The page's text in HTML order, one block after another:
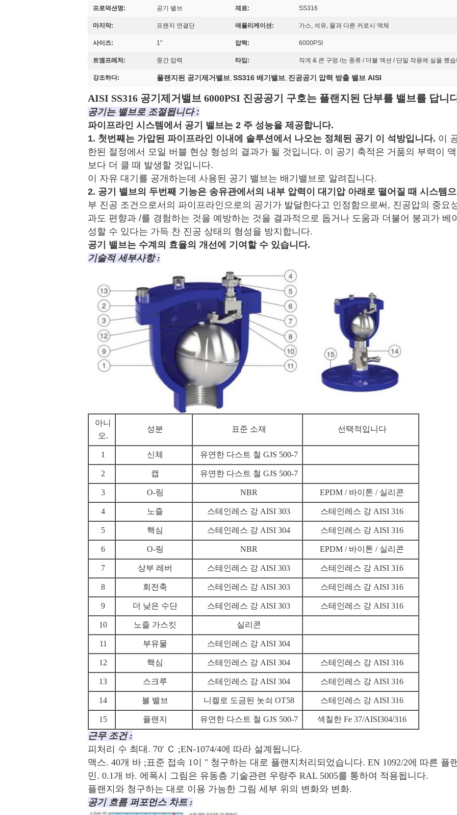
프로덕션명: 공기 밸브 재료: SS316
마지막: 프랜지 연결단 애플리케이션: 가스, 석유, 물과 다른 커로시 액체
사이즈: 1" 압력: 6000PSI
트엠프레처: 중간 압력 타입: 작게 & 큰 구멍 /는 종류 / 더블 액션 / 단일 작용에 실을 뀄
강조하다: 플랜지된 공기제거밸브, SS316 배기밸브, 진공공기 압력 방출 밸브 AISI
AISI SS316 공기제거밸브 6000PSI 진공공기 구호는 플랜지된 단부를 밸브를 답니
공기는 밸브로 조절됩니다 :
파이프라인 시스템에서 공기 밸브는 2 주 성능을 제공합니다.
1. 첫번째는 가압된 파이프라인 이내에 솔루션에서 나오는 정체된 공기 이 석방입니다. 이
한된 절정에서 모일 버블 현상 형성의 결과가 될 것입니다. 이 공기 축적은 거품의 부력이
보다 더 클 때 발생할 것입니다.
이 자유 대기를 공개하는데 사용된 공기 밸브는 배기밸브로 알려집니다.
2. 공기 밸브의 두번째 기능은 송유관에서의 내부 압력이 대기압 아래로 떨어질 때 시스템
부 진공 조건으로서의 파이프라인으로의 공기가 발달한다고 인정함으로써, 진공압의 중요
과도 편향과 /를 경험하는 것을 예방하는 것을 결과적으로 돕거나 도움과 더불어 붕괴가 베
성할 수 있다는 가득 찬 진공 상태의 형성을 방지합니다.
공기 밸브는 수계의 효율의 개선에 기여할 수 있습니다.
기술적 세부사항 :
아니
오.
성분 표준 소재 선택적입니다
1 신체 유연한 다스트 철 GJS 500-7
2 캡 유연한 다스트 철 GJS 500-7
3 O-링 NBR EPDM / 바이톤 / 실리콘
4 노즐 스테인레스 강 AISI 303 스테인레스 강 AISI 316
5 핵심 스테인레스 강 AISI 304 스테인레스 강 AISI 316
6 O-링 NBR EPDM / 바이톤 / 실리콘
7 상부 레버 스테인레스 강 AISI 303 스테인레스 강 AISI 316
8 회전축 스테인레스 강 AISI 303 스테인레스 강 AISI 316
9 더 낮은 수단 스테인레스 강 AISI 303 스테인레스 강 AISI 316
10 노즐 가스킷 실리콘
11 부유물 스테인레스 강 AISI 304
12 핵심 스테인레스 강 AISI 304 스테인레스 강 AISI 316
13 스크루 스테인레스 강 AISI 304 스테인레스 강 AISI 316
14 볼 밸브 니켈로 도금된 놋쇠 OT58 스테인레스 강 AISI 316
15 플랜지 유연한 다스트 철 GJS 500-7 색칠한 Fe 37/AISI304/316
근무 조건 :
피처리 수 최대. 70' Ｃ ;EN-1074/4에 따라 설계됩니다.
맥스. 40개 바 ;표준 접속 1이 " 청구하는 대로 플랜지처리되었습니다. EN 1092/2에 따른 플
민. 0.1개 바. 에폭시 그림은 유동층 기술관련 우량주 RAL 5005를 통하여 적용됩니다.
플랜지와 청구하는 대로 이용 가능한 그림 세부 위의 변화와 변화.
공기 흐름 퍼포먼스 차트 :